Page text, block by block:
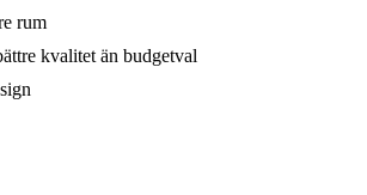
rum
kvalitet än budgetval